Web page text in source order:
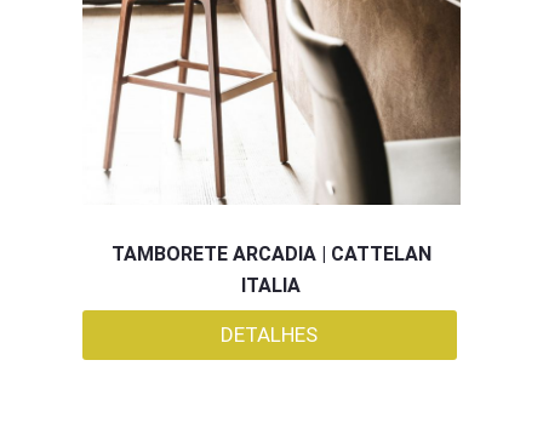
TAMBORETE ARCADIA | CATTELAN
ITALIA
DETALHES